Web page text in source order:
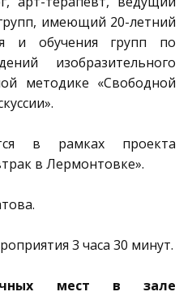
имеющий 20-летний
и обучения групп по
изобразительного
методике «Свободной
в рамках проекта
в Лермонтовке».
3 часа 30 минут.
мест в зале